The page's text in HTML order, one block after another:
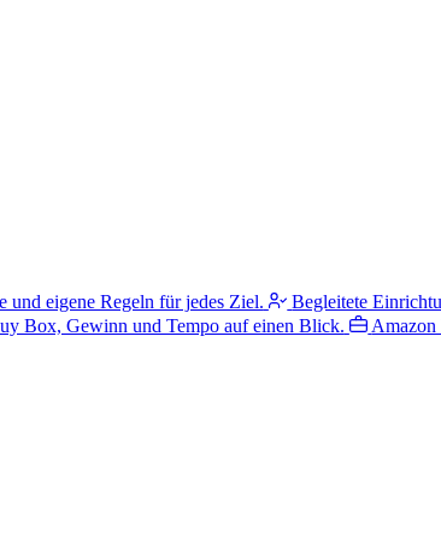
und eigene Regeln für jedes Ziel. Begleitete
Box, Gewinn und Tempo auf einen Blick. Amazon